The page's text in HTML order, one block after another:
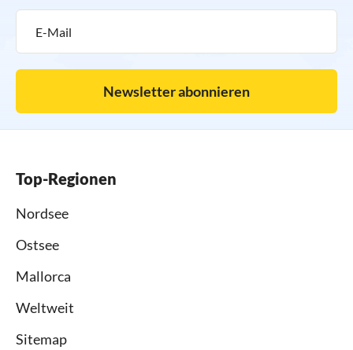
Newsletter abonnieren
Top-Regionen
Nordsee
Ostsee
Mallorca
Weltweit
Sitemap